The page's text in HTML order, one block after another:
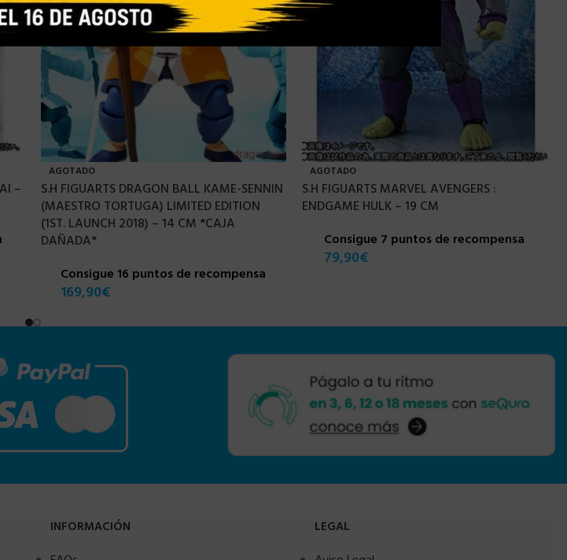
–
AGOTADO
S.H FIGUARTS DRAGON BALL KAME-SENNIN
(MAESTRO TORTUGA) LIMITED EDITION
(1ST. LAUNCH 2018) – 14 CM *CAJA
DAÑADA*
Consigue 16 puntos de recompensa
169,90€
AGOTADO
S.H FIGUARTS MARVEL AVENGERS :
ENDGAME HULK – 19 CM
Consigue 7 puntos de recompensa
79,90€
INFORMACIÓN LEGAL